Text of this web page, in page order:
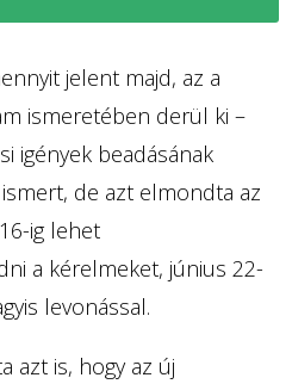
jelent majd, az a
ismeretében derül ki –
igények beadásának
de azt elmondta az
ig lehet
a kérelmeket, június 22-
levonással.
azt is, hogy az új